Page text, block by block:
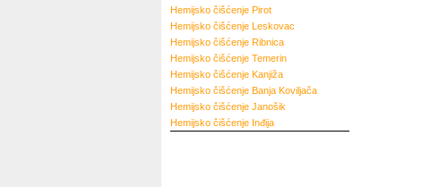
Hemijsko čišćenje Pirot
Hemijsko čišćenje Leskovac
Hemijsko čišćenje Ribnica
Hemijsko čišćenje Temerin
Hemijsko čišćenje Kanjiža
Hemijsko čišćenje Banja Koviljača
Hemijsko čišćenje Janošik
Hemijsko čišćenje Inđija